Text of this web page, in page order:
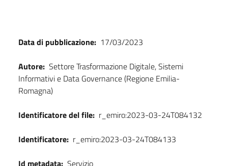
cartografico
Seguici
su
Dati
Data di pubblicazione: 17/03/2023
Autore: Settore Trasformazione Digitale, Sistemi
Informativi e Data Governance (Regione Emilia-
Romagna)
Identificatore del file: r_emiro:2023-03-24T084132
Identificatore: r_emiro:2023-03-24T084133
Id metadata: Servizio